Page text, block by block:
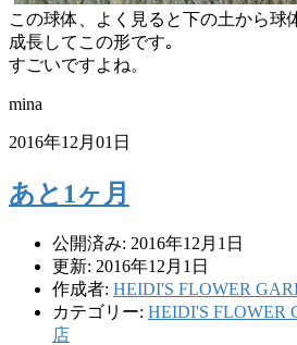
この球体、よく見ると下の土から球
成長してこの形です｡
すごいですよね。
mina
2016年12月01日
あと1ヶ月
公開済み: 2016年12月1日
更新: 2016年12月1日
作成者: HEIDI'S FLOWER
カテゴリー: HEIDI'S FLOWER
店